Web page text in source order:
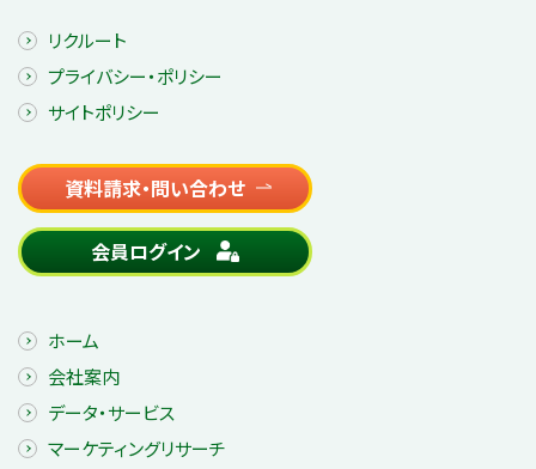
リクルート
プライバシー・ポリシー
サイトポリシー
資料請求・問い合わせ
会員ログイン
ホーム
会社案内
データ・サービス
マーケティングリサーチ